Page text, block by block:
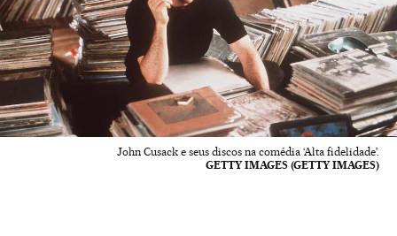
John Cusack e seus discos na comédia ‘Alta fidelidade’.
GETTY IMAGES (GETTY IMAGES)